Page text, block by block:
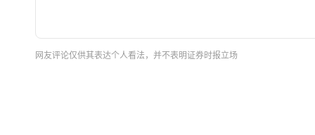
网友评论仅供其表达个人看法，并不表明证券时报立场